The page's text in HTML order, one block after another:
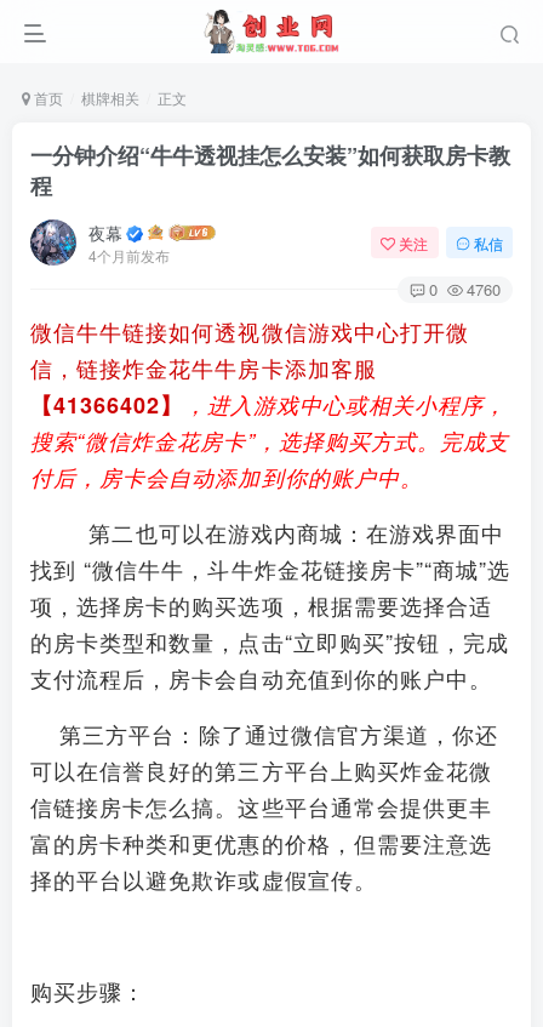
首页 棋牌相关 正文
一分钟介绍“牛牛透视挂怎么安装”如何获取房卡教
程
夜幕
4个月前发布
关注 私信
0 4760
微信牛牛链接如何透视微信游戏中心打开微
信，链接炸金花牛牛房卡添加客服
【41366402】
，进入游戏中心或相关小程序，
搜索“微信炸金花房卡”，选择购买方式。完成支
付后，房卡会自动添加到你的账户中。
第二也可以在游戏内商城：在游戏界面中
找到 “微信牛牛，斗牛炸金花链接房卡”“商城”选
项，选择房卡的购买选项，根据需要选择合适
的房卡类型和数量，点击“立即购买”按钮，完成
支付流程后，房卡会自动充值到你的账户中。
第三方平台：除了通过微信官方渠道，你还
可以在信誉良好的第三方平台上购买炸金花微
信链接房卡怎么搞。这些平台通常会提供更丰
富的房卡种类和更优惠的价格，但需要注意选
择的平台以避免欺诈或虚假宣传。
购买步骤：